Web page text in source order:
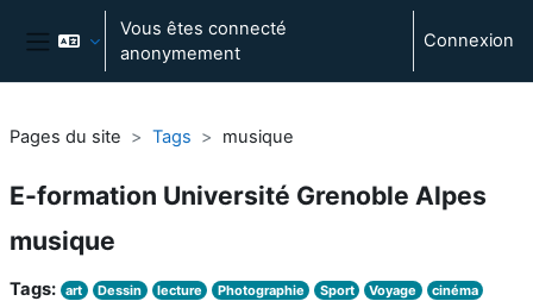
Passer au contenu principal
Panneau latéral
Vous êtes connecté
anonymement
Connexion
Pages du site Tags musique
E-formation Université Grenoble Alpes
musique
Tags: art Dessin lecture Photographie Sport Voyage
cinéma